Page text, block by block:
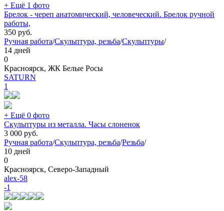
+ Ещё 1 фото
Брелок - череп анатомический, человеческий. Брелок ручной
работы,
350 руб.
Ручная работа/Скульптура, резьба/Скульптуры/
14 дней
0
Красноярск, ЖК Белые Росы
SATURN
1
+ Ещё 0 фото
Скульптуры из металла. Часы слоненок
3 000 руб.
Ручная работа/Скульптура, резьба/Резьба/
10 дней
0
Красноярск, Северо-Западный
alex-58
-1